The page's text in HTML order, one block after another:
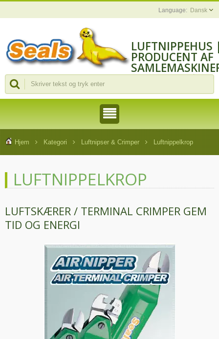
Dansk
LUFTNIPPEHUS
PRODUCENT AF
OG VÆRKTØJER
Hjem Kategori Luftnipser & Crimper Luftnippelkrop
LUFTNIPPELKROP
LUFTSKÆRER / TERMINAL CRIMPER GEM
TID OG ENERGI